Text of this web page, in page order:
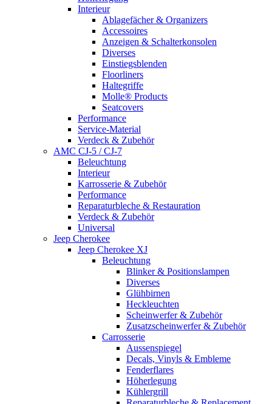
Interieur
Ablagefächer & Organizers
Accessoires
Anzeigen & Schalterkonsolen
Diverses
Einstiegsblenden
Floorliners
Haltegriffe
Molle® Products
Seatcovers
Performance
Service-Material
Verdeck & Zubehör
AMC CJ-5 / CJ-7
Beleuchtung
Interieur
Karrosserie & Zubehör
Performance
Reparaturbleche & Restauration
Verdeck & Zubehör
Universal
Jeep Cherokee
Jeep Cherokee XJ
Beleuchtung
Blinker & Positionslampen
Diverses
Glühbirnen
Heckleuchten
Scheinwerfer & Zubehör
Zusatzscheinwerfer & Zubehör
Carrosserie
Aussenspiegel
Decals, Vinyls & Embleme
Fenderflares
Höherlegung
Kühlergrill